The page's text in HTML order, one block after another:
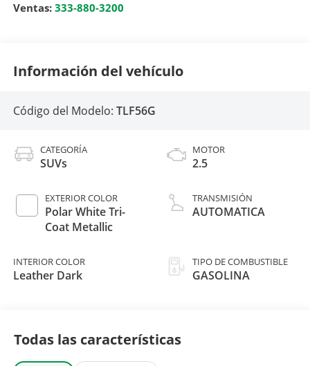
Ventas: 333-880-3200
Información del vehículo
Código del Modelo: TLF56G
CATEGORÍA
SUVs
EXTERIOR COLOR
Polar White Tri-
Coat Metallic
INTERIOR COLOR
Leather Dark
MOTOR
2.5
TRANSMISIÓN
AUTOMATICA
TIPO DE COMBUSTIBLE
GASOLINA
Todas las características